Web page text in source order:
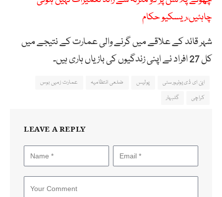
چاہئیں،ریسکیو حکام
شہر قائد کے علاقے میں گرنے والی عمارت کے نتیجے میں
کل 27 افراد نے اپنی زندگیوں کی بازیاں ہاری ہیں۔
این ای ڈی یونیورسٹی پولیس ضلعی انتظامیہ
عمارت زمیں بوس
کراچی
گلبہار
LEAVE A REPLY